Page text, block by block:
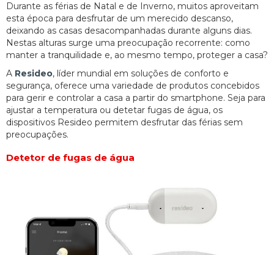
Durante as férias de Natal e de Inverno, muitos aproveitam
esta época para desfrutar de um merecido descanso,
deixando as casas desacompanhadas durante alguns dias.
Nestas alturas surge uma preocupação recorrente: como
manter a tranquilidade e, ao mesmo tempo, proteger a casa?
A Resideo, líder mundial em soluções de conforto e
segurança, oferece uma variedade de produtos concebidos
para gerir e controlar a casa a partir do smartphone. Seja para
ajustar a temperatura ou detetar fugas de água, os
dispositivos Resideo permitem desfrutar das férias sem
preocupações.
Detetor de fugas de água